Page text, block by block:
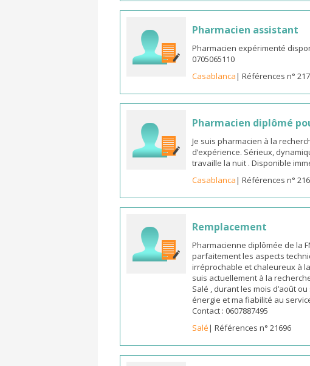
Pharmacien assistant
Pharmacien expérimenté
0705065110
Casablanca| Références n°
Pharmacien diplômé
Je suis pharmacien à la
d’expérience. Sérieux,
travaille la nuit . Disponible
Casablanca| Références n°
Remplacement
Pharmacienne diplômée de la
parfaitement les aspects
irréprochable et chaleureux à
suis actuellement à la
Salé , durant les mois d’août
énergie et ma fiabilité au
Contact : 0607887495
Salé| Références n° 21696